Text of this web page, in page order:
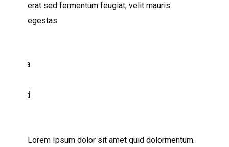
erat sed fermentum feugiat, velit mauris
egestas
Lorem Ipsum dolor sit amet quid dolormentum.